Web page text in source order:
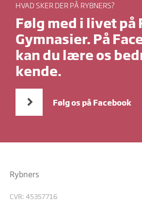
HVAD SKER DER PÅ RYBNERS?
Følg med i livet på
Gymnasier. På
kan du lære os
kende.
Følg os på Facebook
Rybners
CVR: 45357716